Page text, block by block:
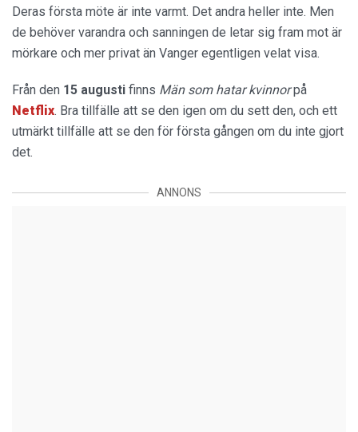
Deras första möte är inte varmt. Det andra heller inte. Men
de behöver varandra och sanningen de letar sig fram mot är
mörkare och mer privat än Vanger egentligen velat visa.
Från den 15 augusti finns Män som hatar kvinnorpå
Netflix. Bra tillfälle att se den igen om du sett den, och ett
utmärkt tillfälle att se den för första gången om du inte gjort
det.
ANNONS